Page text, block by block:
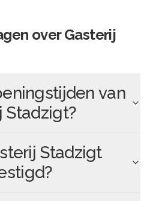
overGasterij
van
Stadzigt?
Stadzigt